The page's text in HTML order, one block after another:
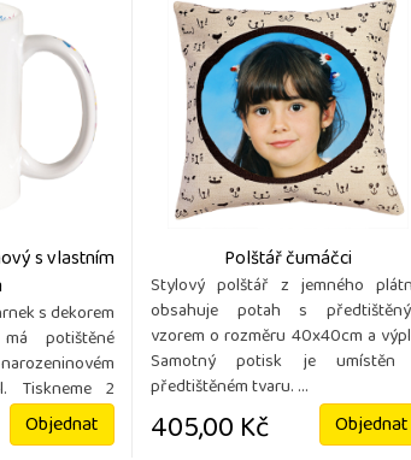
s vlastním
s dekorem
potištěné
Tiskneme 2
Objednat
Polštář čumáčci
Stylový polštář z jemného
obsahuje potah s
vzorem o rozměru 40x40cm a
Samotný potisk je
předtištěném tvaru. ...
405,00 Kč Objednat